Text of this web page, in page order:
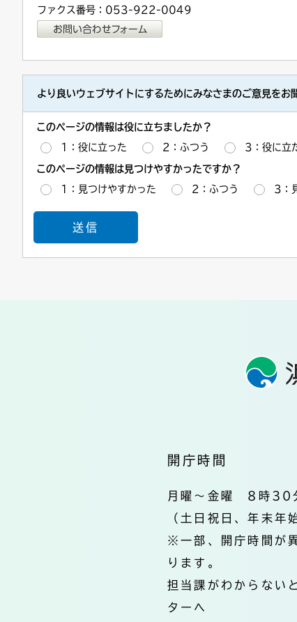
ファクス番号：053-922-0049
より良いウェブサイトにするためにみなさまのご意見をお
このページの情報は役に立ちましたか？
1：役に立った 2：ふつう 3：役に立
このページの情報は見つけやすかったですか？
1：見つけやすかった 2：ふつう 3：
開庁時間
月曜～金曜 8時30
（土日祝日、年末年
※一部、開庁時間が
ります。
担当課がわからない
ターへ